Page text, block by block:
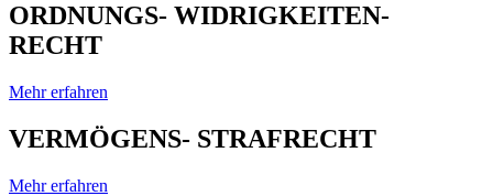
ORDNUNGS- WIDRIGKEITEN-
RECHT
Mehr erfahren
VERMÖGENS- STRAFRECHT
Mehr erfahren